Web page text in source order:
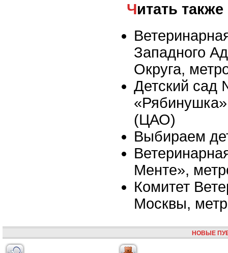
Читать также
Западного
Округа,
Детский сад
(ЦАО)
Выбираем
Менте»,
Комитет
Москвы,
НОВЫЕ